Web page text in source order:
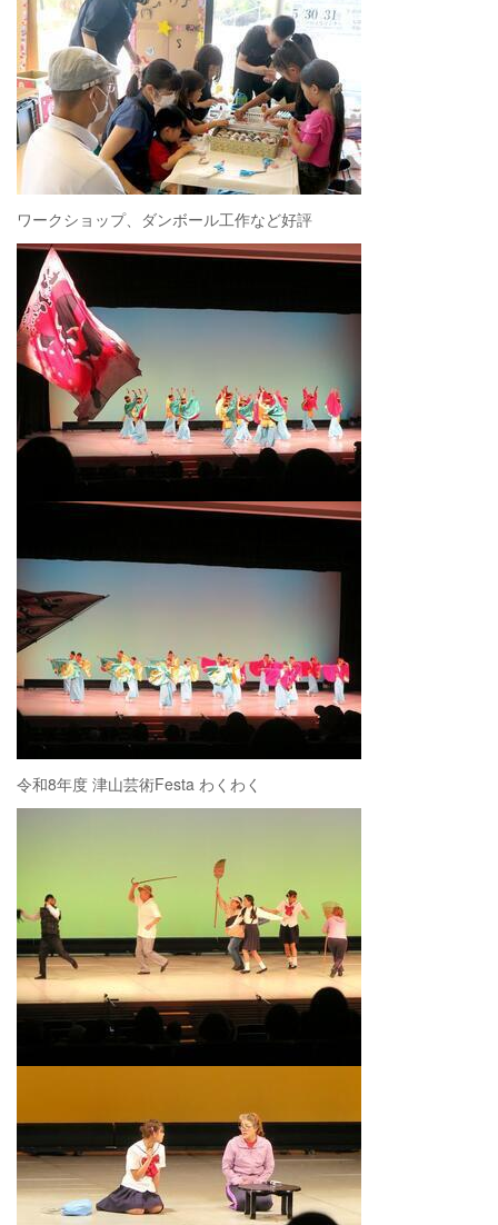
ワークショップ、ダンボール工作など好評
令和8年度 津山芸術Festa わくわく